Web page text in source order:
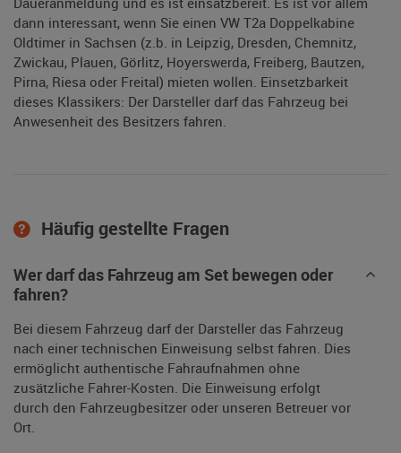
dann interessant, wenn Sie einen VW T2a Doppelkabine
Oldtimer in Sachsen (z.b. in Leipzig, Dresden, Chemnitz,
Zwickau, Plauen, Görlitz, Hoyerswerda, Freiberg, Bautzen,
Pirna, Riesa oder Freital) mieten wollen. Einsetzbarkeit
dieses Klassikers: Der Darsteller darf das Fahrzeug bei
Anwesenheit des Besitzers fahren.
Häufig gestellte Fragen
Wer darf das Fahrzeug am Set bewegen oder
fahren?
Bei diesem Fahrzeug darf der Darsteller das Fahrzeug
nach einer technischen Einweisung selbst fahren. Dies
ermöglicht authentische Fahraufnahmen ohne
zusätzliche Fahrer-Kosten. Die Einweisung erfolgt
durch den Fahrzeugbesitzer oder unseren Betreuer vor
Ort.